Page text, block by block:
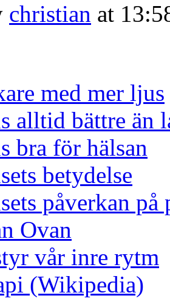
christian at
med mer ljus
alltid bättre än
bra för hälsan
betydelse
påverkan på
Ovan
vår inre rytm
(Wikipedia)